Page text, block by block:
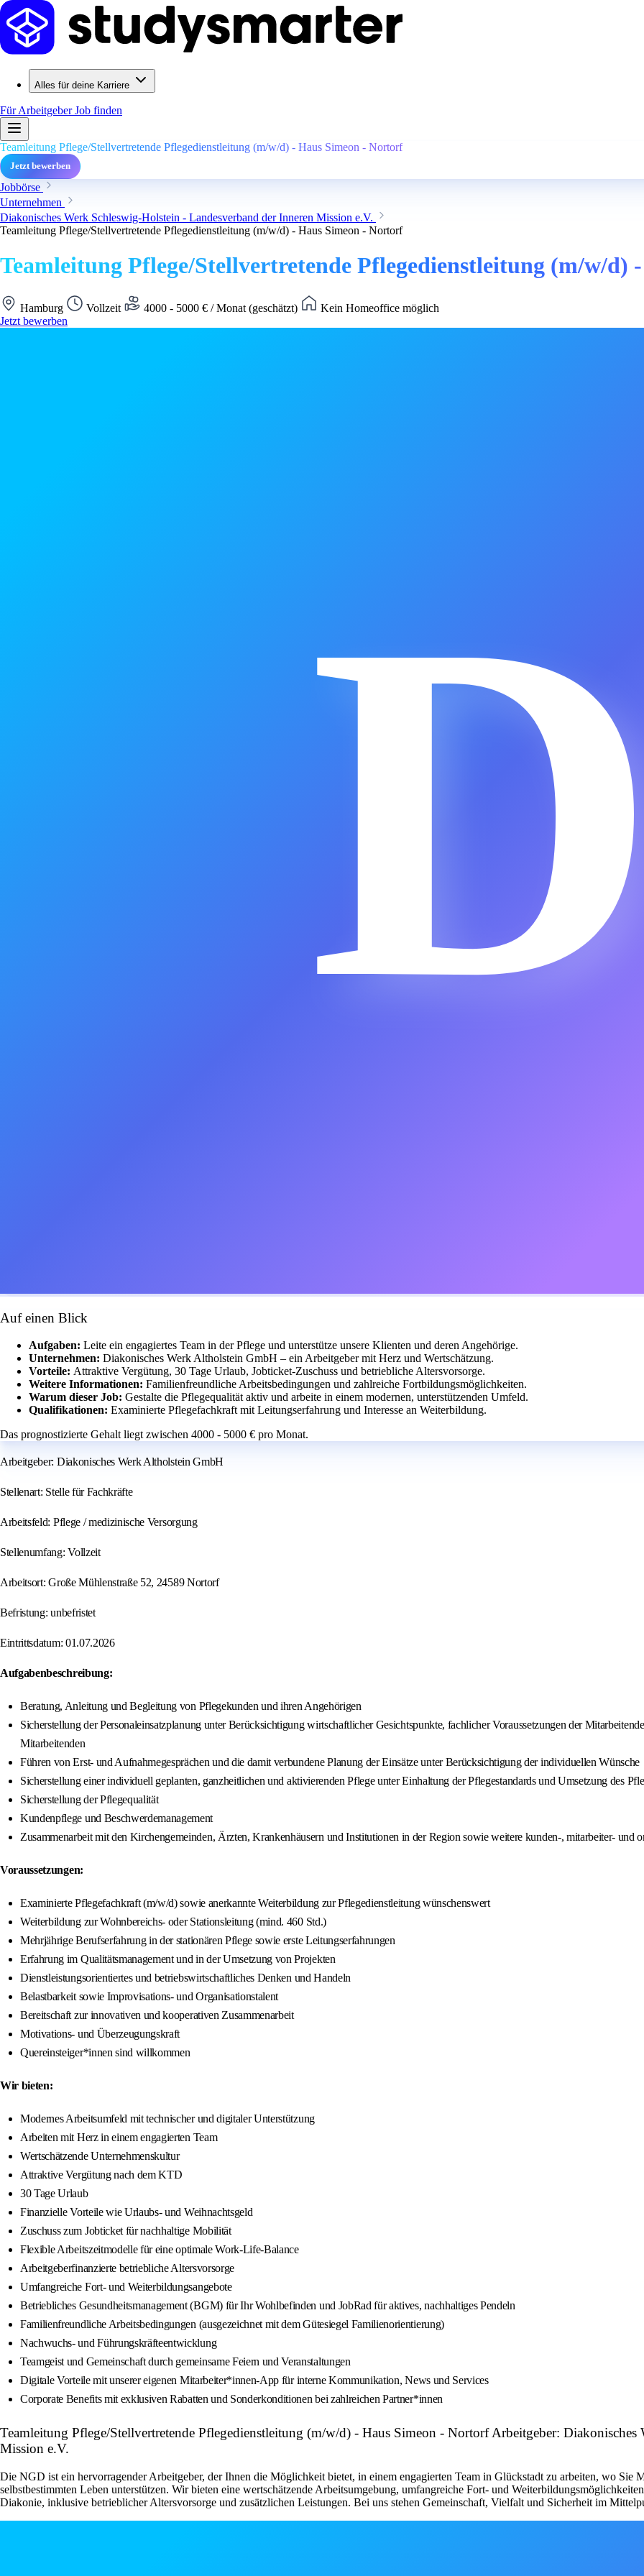
Alles für deine Karriere
Für ArbeitgeberJob finden
Teamleitung Pflege/Stellvertretende Pflegedienstleitung (m/w/d) - Haus Simeon - Nortorf
Jetzt bewerben
Jobbörse
Unternehmen
Diakonisches Werk Schleswig-Holstein - Landesverband der Inneren Mission e.V.
Teamleitung Pflege/Stellvertretende Pflegedienstleitung (m/w/d) - Haus Simeon - Nortorf
Teamleitung Pflege/Stellvertretende Pflegedienstleitung (m/w/d)
Hamburg Vollzeit 4000 - 5000 € / Monat (geschätzt)
Kein Homeoffice möglich
Jetzt bewerben
Auf einen Blick
Aufgaben: Leite ein engagiertes Team in der Pflege und unterstütze unsere Klienten und deren Angehörige.
Unternehmen: Diakonisches Werk Altholstein GmbH – ein Arbeitgeber mit Herz und Wertschätzung.
Vorteile: Attraktive Vergütung, 30 Tage Urlaub, Jobticket-Zuschuss und betriebliche Altersvorsorge.
Weitere Informationen: Familienfreundliche Arbeitsbedingungen und zahlreiche Fortbildungsmöglichkeiten.
Warum dieser Job: Gestalte die Pflegequalität aktiv und arbeite in einem modernen, unterstützenden Umfeld.
Qualifikationen: Examinierte Pflegefachkraft mit Leitungserfahrung und Interesse an Weiterbildung.
Das prognostizierte Gehalt liegt zwischen 4000 - 5000 € pro Monat.
Arbeitgeber: Diakonisches Werk Altholstein GmbH
Stellenart: Stelle für Fachkräfte
Arbeitsfeld: Pflege / medizinische Versorgung
Stellenumfang: Vollzeit
Arbeitsort: Große Mühlenstraße 52, 24589 Nortorf
Befristung: unbefristet
Eintrittsdatum: 01.07.2026
Aufgabenbeschreibung:
Beratung, Anleitung und Begleitung von Pflegekunden und ihren Angehörigen
Sicherstellung der Personaleinsatzplanung unter Berücksichtigung wirtschaftlicher Gesichtspunkte, fachlicher Voraussetzungen der
Mitarbeitenden
Führen von Erst- und Aufnahmegesprächen und die damit verbundene Planung der Einsätze unter Berücksichtigung der individuellen Wünsche
Sicherstellung einer individuell geplanten, ganzheitlichen und aktivierenden Pflege unter Einhaltung der Pflegestandards und Umsetzung des
Sicherstellung der Pflegequalität
Kundenpflege und Beschwerdemanagement
Zusammenarbeit mit den Kirchengemeinden, Ärzten, Krankenhäusern und Institutionen in der Region sowie weitere kunden-, mitarbeiter- und
Voraussetzungen:
Examinierte Pflegefachkraft (m/w/d) sowie anerkannte Weiterbildung zur Pflegedienstleitung wünschenswert
Weiterbildung zur Wohnbereichs- oder Stationsleitung (mind. 460 Std.)
Mehrjährige Berufserfahrung in der stationären Pflege sowie erste Leitungserfahrungen
Erfahrung im Qualitätsmanagement und in der Umsetzung von Projekten
Dienstleistungsorientiertes und betriebswirtschaftliches Denken und Handeln
Belastbarkeit sowie Improvisations- und Organisationstalent
Bereitschaft zur innovativen und kooperativen Zusammenarbeit
Motivations- und Überzeugungskraft
Quereinsteiger*innen sind willkommen
Wir bieten:
Modernes Arbeitsumfeld mit technischer und digitaler Unterstützung
Arbeiten mit Herz in einem engagierten Team
Wertschätzende Unternehmenskultur
Attraktive Vergütung nach dem KTD
30 Tage Urlaub
Finanzielle Vorteile wie Urlaubs- und Weihnachtsgeld
Zuschuss zum Jobticket für nachhaltige Mobilität
Flexible Arbeitszeitmodelle für eine optimale Work-Life-Balance
Arbeitgeberfinanzierte betriebliche Altersvorsorge
Umfangreiche Fort- und Weiterbildungsangebote
Betriebliches Gesundheitsmanagement (BGM) für Ihr Wohlbefinden und JobRad für aktives, nachhaltiges Pendeln
Familienfreundliche Arbeitsbedingungen (ausgezeichnet mit dem Gütesiegel Familienorientierung)
Nachwuchs- und Führungskräfteentwicklung
Teamgeist und Gemeinschaft durch gemeinsame Feiern und Veranstaltungen
Digitale Vorteile mit unserer eigenen Mitarbeiter*innen-App für interne Kommunikation, News und Services
Corporate Benefits mit exklusiven Rabatten und Sonderkonditionen bei zahlreichen Partner*innen
Teamleitung Pflege/Stellvertretende Pflegedienstleitung (m/w/d) - Haus Simeon - Nortorf Arbeitgeber:
Mission e.V.
Die NGD ist ein hervorragender Arbeitgeber, der Ihnen die Möglichkeit bietet, in einem engagierten Team in Glückstadt zu arbeiten, wo Sie
selbstbestimmten Leben unterstützen. Wir bieten eine wertschätzende Arbeitsumgebung, umfangreiche Fort- und
Diakonie, inklusive betrieblicher Altersvorsorge und zusätzlichen Leistungen. Bei uns stehen Gemeinschaft, Vielfalt und Sicherheit im